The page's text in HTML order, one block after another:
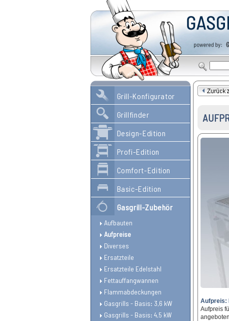
Grill-Konfigurator
Grillfinder
Design-Edition
Profi-Edition
Comfort-Edition
Basic-Edition
Gasgrill-Zubehör
Aufbauten
Aufpreise
Diverses
Ersatzteile
Ersatzteile Edelstahl
Fettauffangwannen
Flammabdeckungen
Gasgrills - Basis: 3,6 kW
Gasgrills - Basis: 4,5 kW
Aufpreis:
Aufpreis